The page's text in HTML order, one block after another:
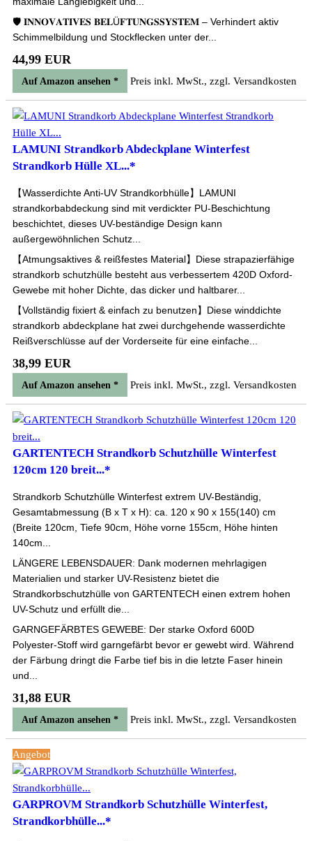
🛡️ 𝐈𝐍𝐍𝐎𝐕𝐀𝐓𝐈𝐕𝐄𝐒 𝐁𝐄𝐋Ü𝐅𝐓𝐔𝐍𝐆𝐒𝐒𝐘𝐒𝐓𝐄𝐌 – Verhindert aktiv
Schimmelbildung und Stockflecken unter der...
44,99 EUR
Auf Amazon ansehen * Preis inkl. MwSt., zzgl. Versandkosten
LAMUNI Strandkorb Abdeckplane Winterfest
Strandkorb Hülle XL...*
【Wasserdichte Anti-UV Strandkorbhülle】LAMUNI
strandkorbabdeckung sind mit verdickter PU-Beschichtung
beschichtet, dieses UV-beständige Design kann
außergewöhnlichen Schutz...
【Atmungsaktives & reißfestes Material】Diese strapazierfähige
strandkorb schutzhülle besteht aus verbessertem 420D Oxford-
Gewebe mit hoher Dichte, das dicker und haltbarer...
【Vollständig fixiert & einfach zu benutzen】Diese winddichte
strandkorb abdeckplane hat zwei durchgehende wasserdichte
Reißverschlüsse auf der Vorderseite für eine einfache...
38,99 EUR
Auf Amazon ansehen * Preis inkl. MwSt., zzgl. Versandkosten
GARTENTECH Strandkorb Schutzhülle Winterfest
120cm 120 breit...*
Strandkorb Schutzhülle Winterfest extrem UV-Beständig,
Gesamtabmessung (B x T x H): ca. 120 x 90 x 155(140) cm
(Breite 120cm, Tiefe 90cm, Höhe vorne 155cm, Höhe hinten
140cm...
LÄNGERE LEBENSDAUER: Dank modernen mehrlagigen
Materialien und starker UV-Resistenz bietet die
Strandkorbschutzhülle von GARTENTECH einen extrem hohen
UV-Schutz und erfüllt die...
GARNGEFÄRBTES GEWEBE: Der starke Oxford 600D
Polyester-Stoff wird garngefärbt bevor er gewebt wird. Während
der Färbung dringt die Farbe tief bis in die letzte Faser hinein
und...
31,88 EUR
Auf Amazon ansehen * Preis inkl. MwSt., zzgl. Versandkosten
Angebot
GARPROVM Strandkorb Schutzhülle Winterfest,
Strandkorbhülle...*